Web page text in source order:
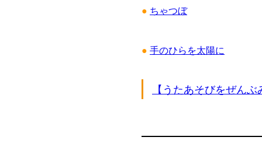
● ちゃつぼ
● 手のひらを太陽に
【うたあそびをぜんぶ